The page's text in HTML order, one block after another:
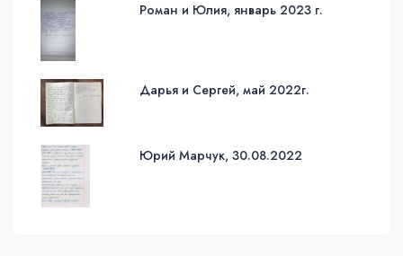
Роман и Юлия, январь 2023 г.
Дарья и Сергей, май 2022г.
Юрий Марчук, 30.08.2022